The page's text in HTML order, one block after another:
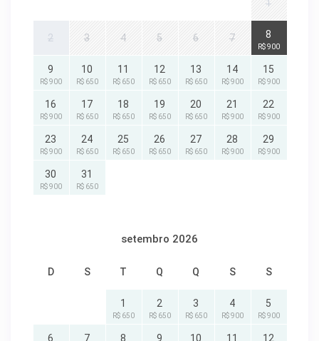
1
2 3 4 5 6 7 8
R$ 900
9
R$ 900
10
R$ 650
11
R$ 650
12
R$ 650
13
R$ 650
14
R$ 900
15
R$ 900
16
R$ 900
17
R$ 650
18
R$ 650
19
R$ 650
20
R$ 650
21
R$ 900
22
R$ 900
23
R$ 900
24
R$ 650
25
R$ 650
26
R$ 650
27
R$ 650
28
R$ 900
29
R$ 900
30
R$ 900
31
R$ 650
setembro 2026
D S T Q Q S S
1
R$ 650
2
R$ 650
3
R$ 650
4
R$ 900
5
R$ 900
6 7 8 9 10 11 12